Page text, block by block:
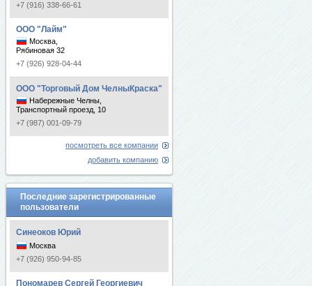
+7 (916) 338-66-61
ООО "Лайм"
Москва,
Рябиновая 32
+7 (926) 928-04-44
ООО "Торговый Дом ЧелныКраска"
Набережные Челны,
Транспортный проезд, 10
+7 (987) 001-09-79
посмотреть все компании
добавить компанию
Последние зарегистрированные
пользователи
Синеоков Юрий
Москва
+7 (926) 950-94-85
Пономарев Сергей Георгиевич